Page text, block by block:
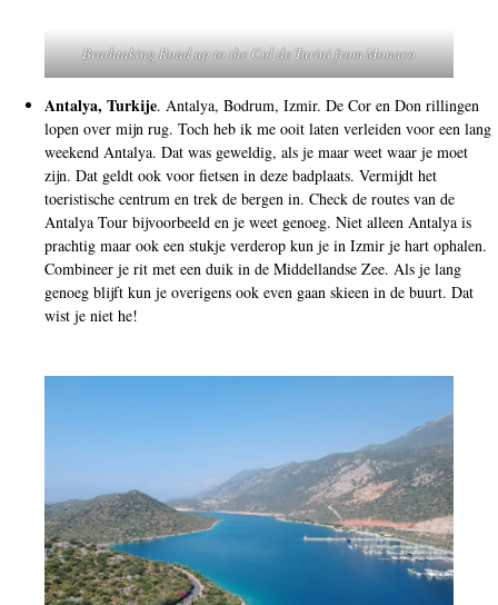
Brathtaking Road up to the Col de Turini from Monaco
Antalya, Turkije. Antalya, Bodrum, Izmir. De Cor en Don rillingen
lopen over mijn rug. Toch heb ik me ooit laten verleiden voor een lang
weekend Antalya. Dat was geweldig, als je maar weet waar je moet
zijn. Dat geldt ook voor fietsen in deze badplaats. Vermijdt het
toeristische centrum en trek de bergen in. Check de routes van de
Antalya Tour bijvoorbeeld en je weet genoeg. Niet alleen Antalya is
prachtig maar ook een stukje verderop kun je in Izmir je hart ophalen.
Combineer je rit met een duik in de Middellandse Zee. Als je lang
genoeg blijft kun je overigens ook even gaan skieen in de buurt. Dat
wist je niet he!